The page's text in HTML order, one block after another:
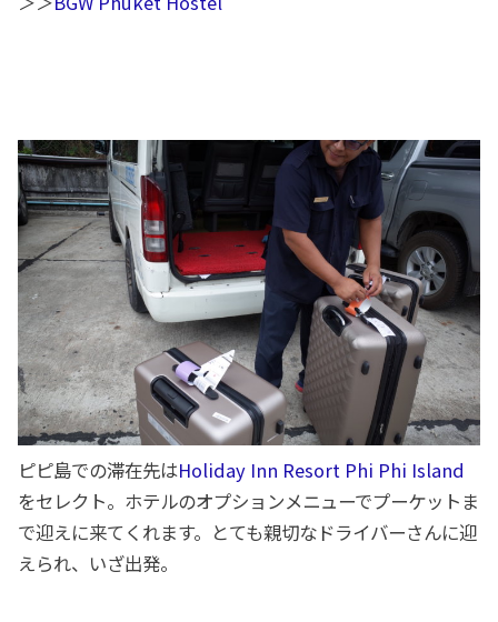
ピピ島での滞在先はHoliday Inn Resort Phi Phi Island
をセレクト。ホテルのオプションメニューでプーケットま
で迎えに来てくれます。とても親切なドライバーさんに迎
えられ、いざ出発。